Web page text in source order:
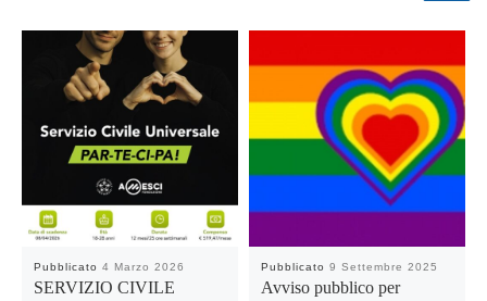
Pubblicato4 Marzo 2026
SERVIZIO CIVILE
Pubblicato9 Settembre 2025
Avviso pubblico per